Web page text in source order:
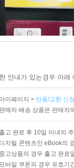
안내가 있는경우 아
마이페이지 > 반품/교환 신
판매자 배송 상품은 판매자
출고 완료 후 10일 이내의
디지털 콘텐츠인 eBook의
중고상품의 경우 출고 완료
모바일 쿠폰의 경우 유효기